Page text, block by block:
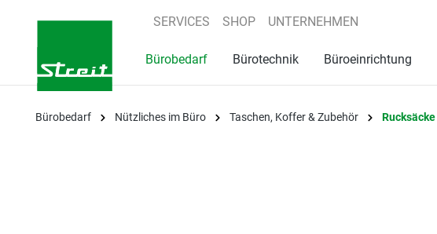
Zur Hauptnavigation springen
SERVICES SHOP UNTERNEHMEN
Bürobedarf Bürotechnik Büroeinrichtung
Bürobedarf Nützliches im Büro Taschen, Koffer & Zubehör Rucksäcke